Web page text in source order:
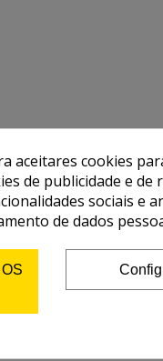
aceitares cookies
de publicidade e
sociais e
de dados